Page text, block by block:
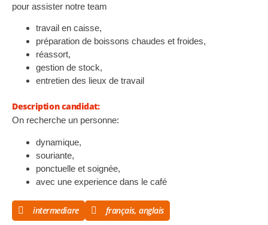
pour assister notre team
travail en caisse,
préparation de boissons chaudes et froides,
réassort,
gestion de stock,
entretien des lieux de travail
Description candidat:
On recherche un personne:
dynamique,
souriante,
ponctuelle et soignée,
avec une experience dans le café
intermediare français, anglais